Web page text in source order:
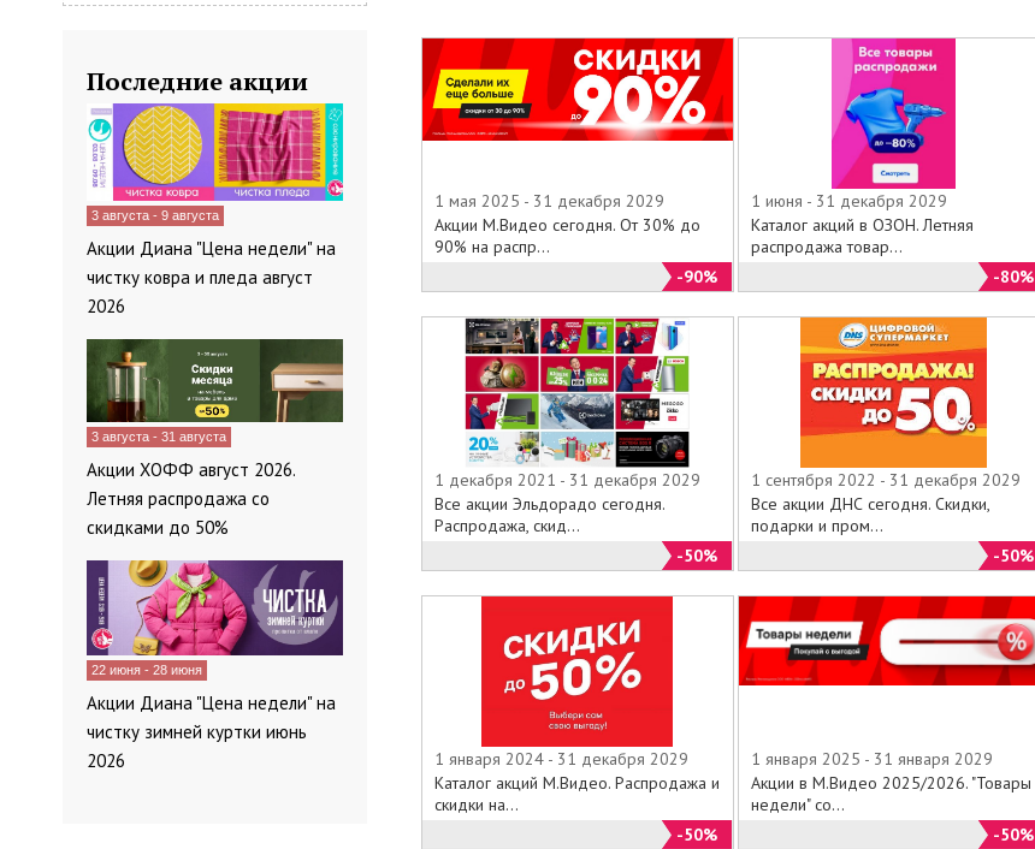
Техносила , Норд, Корпорация Центр, Эксперт, Поиск, DOMO,
RBT.RU.
Срок акции с 20 марта по 30 апреля 2015 года .
1 мая 2025 - 31 декабря 2029
Акции М.Видео сегодня. От 30% до
90% на распр...
-90%
1 июня - 31 декабря 2029
Каталог акций в ОЗОН. Летняя
распродажа товар...
-80%
1 декабря 2021 - 31 декабря 2029
Все акции Эльдорадо сегодня.
Распродажа, скид...
-50%
1 сентября 2022 - 31 декабря 2029
Все акции ДНС сегодня. Скидки,
подарки и пром...
-50%
1 января 2024 - 31 декабря 2029
Каталог акций М.Видео. Распродажа и
скидки на...
-50%
1 января 2025 - 31 января 2029
Акции в М.Видео 2025/2026. "Товары
недели" со...
-50%
Последние акции
3 августа - 9 августа
Акции Диана "Цена недели" на
чистку ковра и пледа август
2026
3 августа - 31 августа
Акции ХОФФ август 2026.
Летняя распродажа со
скидками до 50%
22 июня - 28 июня
Акции Диана "Цена недели" на
чистку зимней куртки июнь
2026